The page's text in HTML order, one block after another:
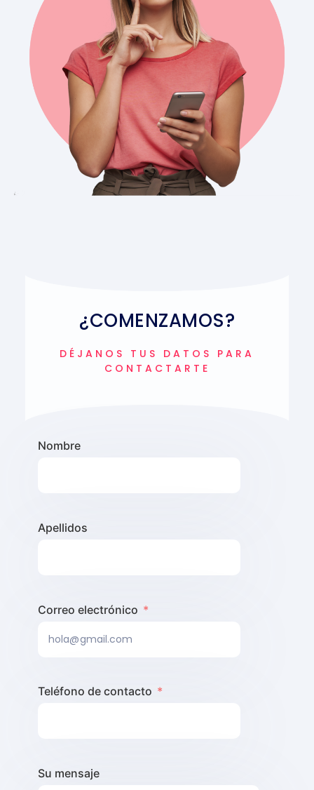
¿COMENZAMOS?
DÉJANOS TUS DATOS PARA
CONTACTARTE
Nombre
Apellidos
Correo electrónico
Teléfono de contacto
Su mensaje